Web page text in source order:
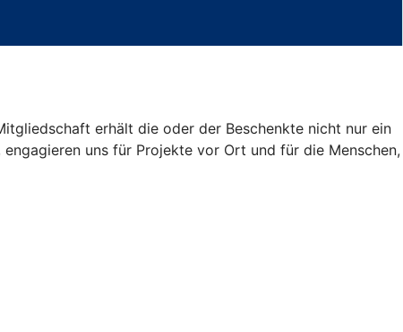
erhält die oder der Beschenkte nicht nur ein
uns für Projekte vor Ort und für die Menschen,